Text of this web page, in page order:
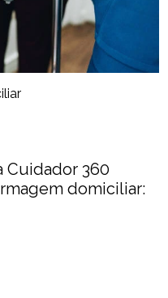
Cuidador 360
domiciliar: